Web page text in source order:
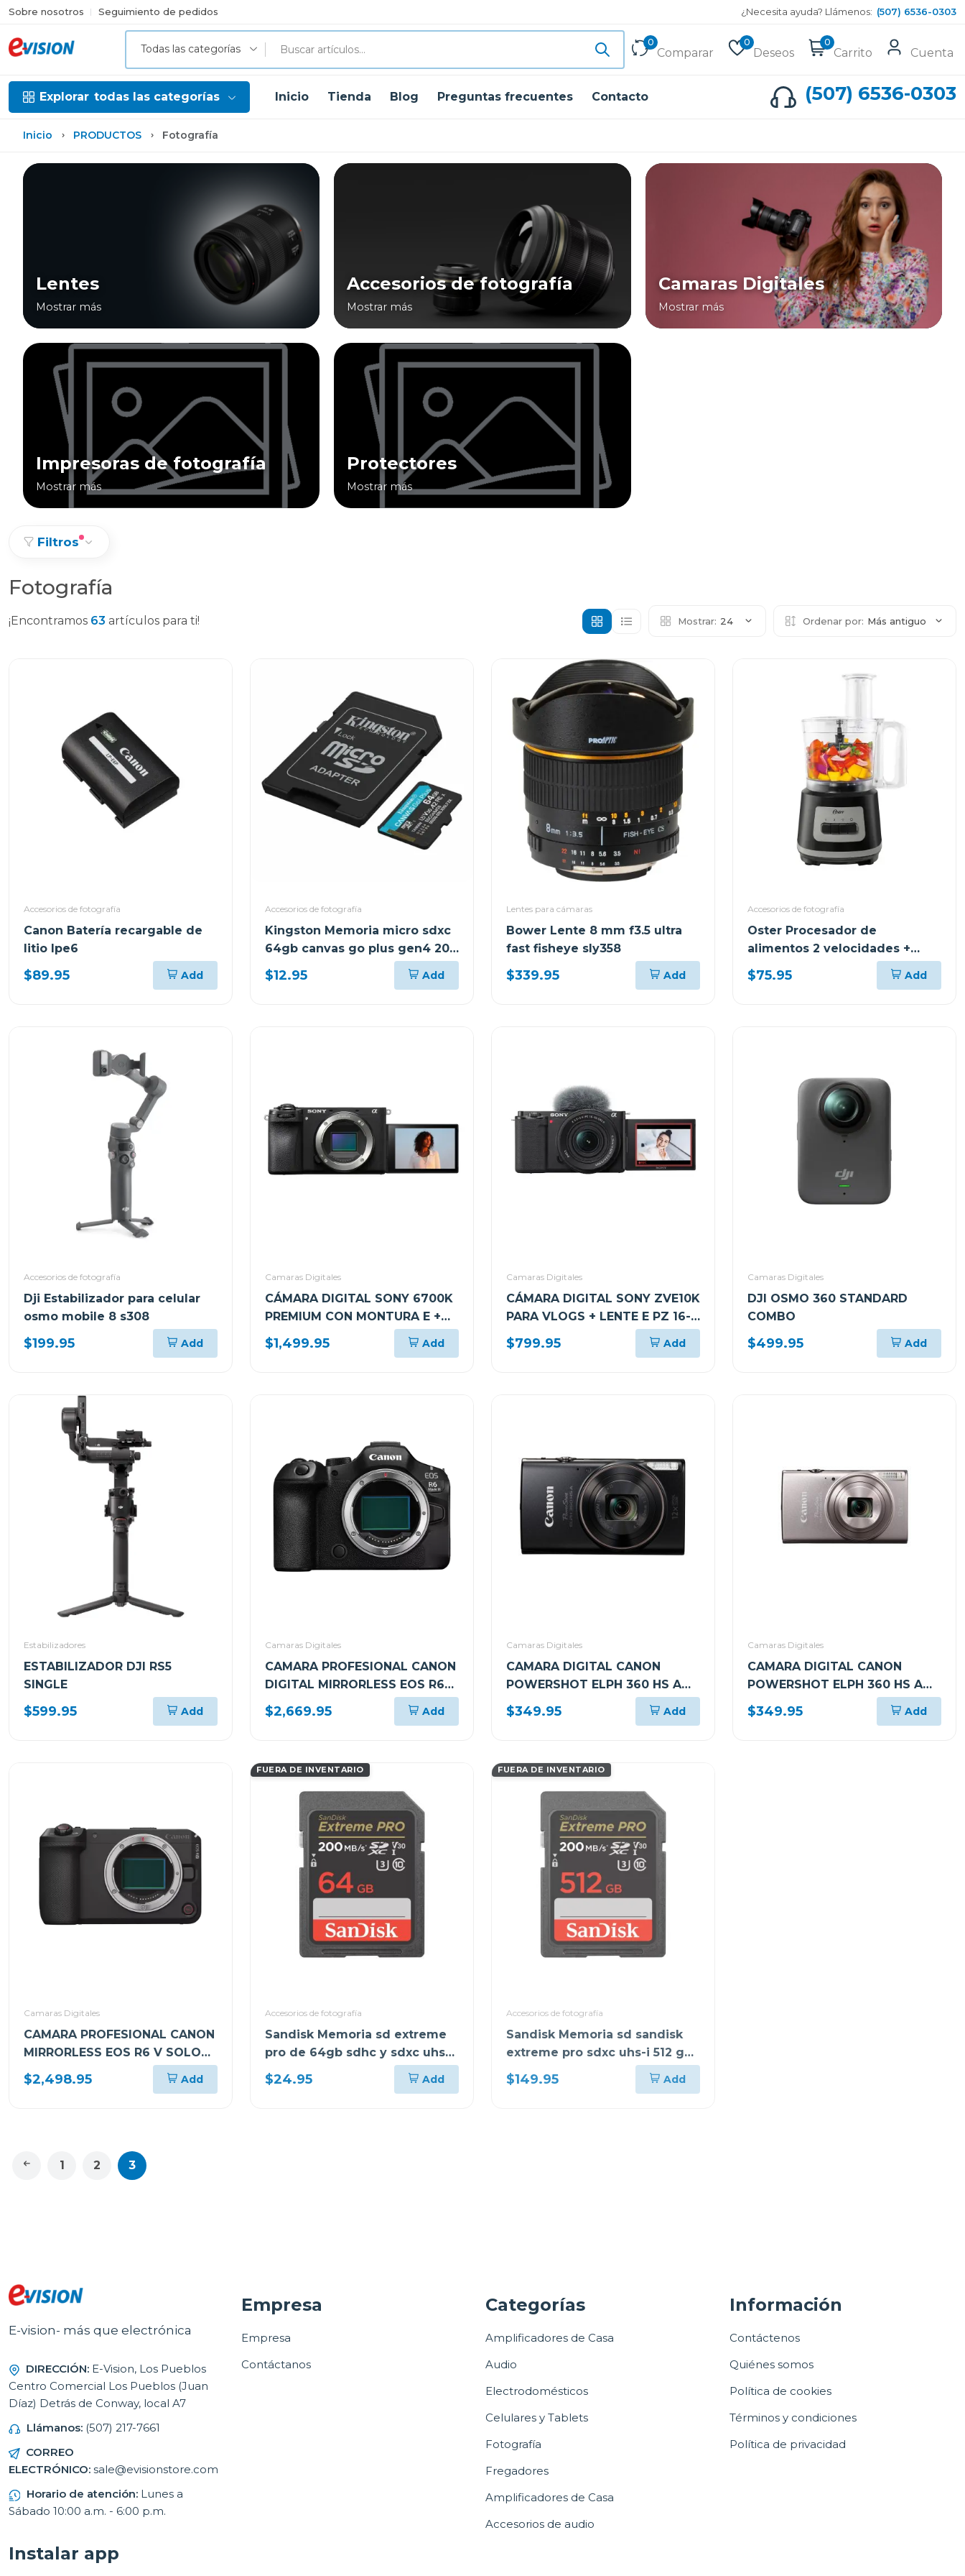
Sobre nosotros Seguimiento de pedidos ¿Necesita ayuda? Llámenos: (507) 6536-0303
Todas las categorías
0
Comparar
0
Deseos
0
Carrito Cuenta
Explorar todas las categorías Inicio Tienda Blog Preguntas frecuentes Contacto (507) 6536-0303
Inicio PRODUCTOS Fotografía
Lentes
Mostrar más
Accesorios de fotografía
Mostrar más
Camaras Digitales
Mostrar más
Impresoras de fotografía
Mostrar más
Protectores
Mostrar más
Filtros
Fotografía
¡Encontramos 63 artículos para ti! Mostrar: 24 Ordenar por: Más antiguo
Accesorios de fotografía
Canon Batería recargable de
litio lpe6
$89.95 Add
Accesorios de fotografía
Kingston Memoria micro sdxc
64gb canvas go plus gen4 200
mb/s sdcg4
$12.95 Add
Lentes para cámaras
Bower Lente 8 mm f3.5 ultra
fast fisheye sly358
$339.95 Add
Accesorios de fotografía
Oster Procesador de
alimentos 2 velocidades +
turbo 500 w fp1455
$75.95 Add
Accesorios de fotografía
Dji Estabilizador para celular
osmo mobile 8 s308
$199.95 Add
Camaras Digitales
CÁMARA DIGITAL SONY 6700K
PREMIUM CON MONTURA E +
LENTE E PZ 16-50MM F3.5-5.6
OSS II ILCE6700KBQE38
$1,499.95 Add
Camaras Digitales
CÁMARA DIGITAL SONY ZVE10K
PARA VLOGS + LENTE E PZ 16-
50MM F3.5-5.6 OSS II
ZVE10KBQE38
$799.95 Add
Camaras Digitales
DJI OSMO 360 STANDARD
COMBO
$499.95 Add
Estabilizadores
ESTABILIZADOR DJI RS5
SINGLE
$599.95 Add
Camaras Digitales
CAMARA PROFESIONAL CANON
DIGITAL MIRRORLESS EOS R6
MARK III SOLO CUERPO
$2,669.95 Add
Camaras Digitales
CAMARA DIGITAL CANON
POWERSHOT ELPH 360 HS A
NEGRO PSELPH360HSABKN
$349.95 Add
Camaras Digitales
CAMARA DIGITAL CANON
POWERSHOT ELPH 360 HS A
PLATEADO PSELPH360HSASLV
$349.95 Add
Camaras Digitales
CAMARA PROFESIONAL CANON
MIRRORLESS EOS R6 V SOLO
CUERPO EOSR6VBODY
$2,498.95 Add
FUERA DE INVENTARIO
Accesorios de fotografía
Sandisk Memoria sd extreme
pro de 64gb sdhc y sdxc uhs-i
sdsdxxu064g
$24.95 Add
FUERA DE INVENTARIO
Accesorios de fotografía
Sandisk Memoria sd sandisk
extreme pro sdxc uhs-i 512 gb
200 mb/s sdsdxxd512
$149.95 Add
1 2 3
E-vision- más que electrónica
DIRECCIÓN: E-Vision, Los Pueblos
Centro Comercial Los Pueblos (Juan
Díaz) Detrás de Conway, local A7
Llámanos: (507) 217-7661
CORREO
ELECTRÓNICO: sale@evisionstore.com
Horario de atención: Lunes a
Sábado 10:00 a.m. - 6:00 p.m.
Empresa
Empresa
Contáctanos
Categorías
Amplificadores de Casa
Audio
Electrodomésticos
Celulares y Tablets
Fotografía
Fregadores
Amplificadores de Casa
Accesorios de audio
Información
Contáctenos
Quiénes somos
Política de cookies
Términos y condiciones
Política de privacidad
Instalar app